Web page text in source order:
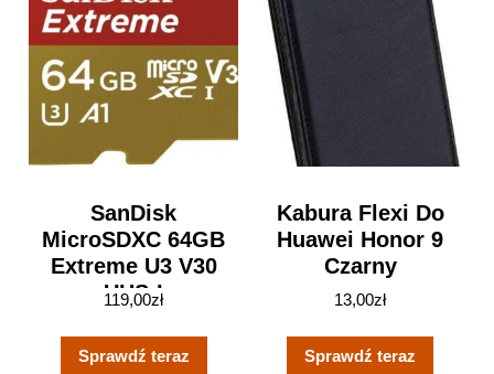
SanDisk
MicroSDXC 64GB
Extreme U3 V30
UHS-I
6AA)
119,00zł
Sprawdź teraz
Kabura Flexi Do
Huawei Honor 9
Czarny
13,00zł
Sprawdź teraz